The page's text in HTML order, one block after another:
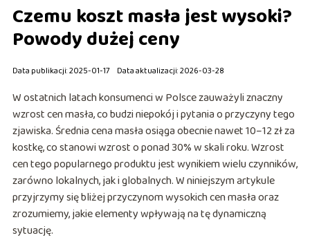
Czemu koszt masła jest wysoki?
Powody dużej ceny
Data publikacji: 2025-01-17 Data aktualizacji: 2026-03-28
W ostatnich latach konsumenci w Polsce zauważyli znaczny
wzrost cen masła, co budzi niepokój i pytania o przyczyny tego
zjawiska. Średnia cena masła osiąga obecnie nawet 10–12 zł za
kostkę, co stanowi wzrost o ponad 30% w skali roku. Wzrost
cen tego popularnego produktu jest wynikiem wielu czynników,
zarówno lokalnych, jak i globalnych. W niniejszym artykule
przyjrzymy się bliżej przyczynom wysokich cen masła oraz
zrozumiemy, jakie elementy wpływają na tę dynamiczną
sytuację.